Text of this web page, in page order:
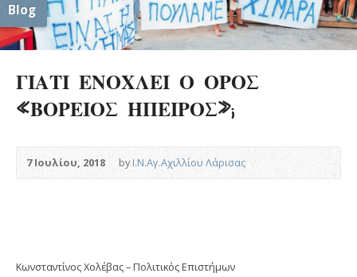
Blog
ΓΙΑΤΙ ΕΝΟΧΛΕΙ Ο ΟΡΟΣ
«ΒΟΡΕΙΟΣ ΗΠΕΙΡΟΣ»;
7 Ιουλίου, 2018 byΙ.Ν.Αγ.Αχιλλίου Λάρισας
Κωνσταντίνος Χολέβας – Πολιτικός Επιστήμων